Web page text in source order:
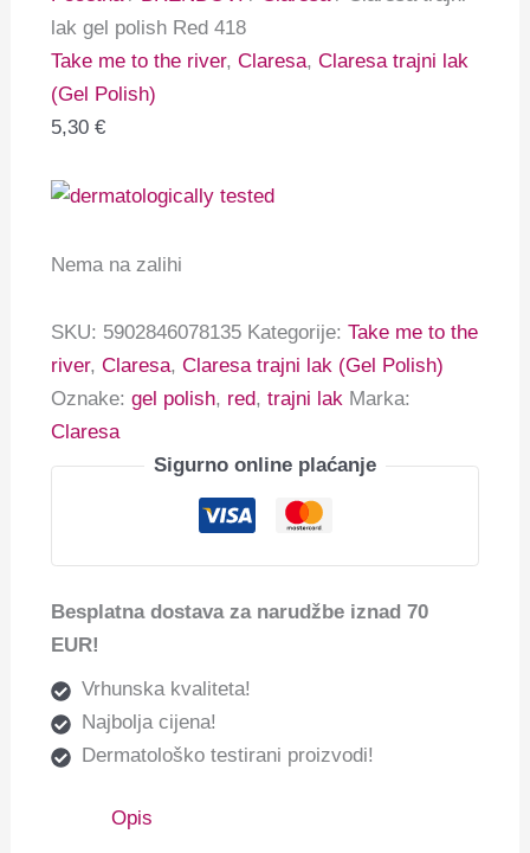
lak gel polish Red 418
Take me to the river,Claresa,Claresa trajni lak
(Gel Polish)
5,30€
Nema na zalihi
SKU: 5902846078135 Kategorije:Take me to the
river,Claresa,Claresa trajni lak (Gel Polish)
Oznake:gel polish, red,trajni lak Marka:
Claresa
Sigurno online plaćanje
Besplatna dostava za narudžbe iznad 70
EUR!
Vrhunska kvaliteta!
Najbolja cijena!
Dermatološko testirani proizvodi!
Opis